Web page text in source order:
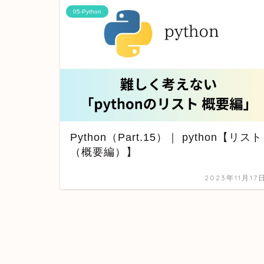
05-Python
Python（Part.15）｜ python【リスト
（概要編）】
2023年11月17